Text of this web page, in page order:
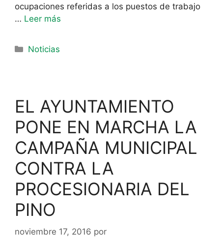
ocupaciones referidas a los puestos de trabajo
… Leer más
Noticias
EL AYUNTAMIENTO
PONE EN MARCHA LA
CAMPAÑA MUNICIPAL
CONTRA LA
PROCESIONARIA DEL
PINO
noviembre 17, 2016 por